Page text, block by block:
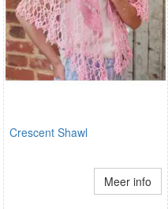
Crescent Shawl
Meer info